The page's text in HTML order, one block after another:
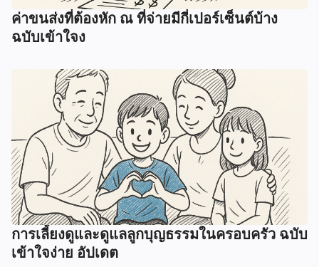
ค่าขนส่งที่ต้องหัก ณ ที่จ่ายมีกี่เปอร์เซ็นต์บ้าง
ฉบับเข้าใจง
การเลี้ยงดูและดูแลลูกบุญธรรมในครอบครัว ฉบับ
เข้าใจง่าย อัปเดต